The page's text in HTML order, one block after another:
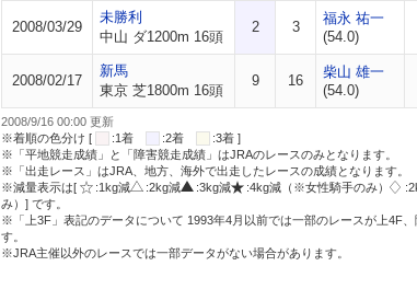
2008/03/29
未勝利
中山 ダ1200m 16頭
2 3
福永 祐一
(54.0)
2008/02/17
新馬
東京 芝1800m 16頭
9 16
柴山 雄一
(54.0)
2008/9/16 00:00 更新
※着順の色分け [
:1着 :2着
:3着 ]
※「平地競走成績」と「障害競走成績」はJRAのレースのみとなります。
※「出走レース」はJRA、地方、海外で出走したレースの成績となります。
※減量表示は[
:1kg減 :2kg減 :3kg減 :4kg減（※女性騎手のみ）
み）] です。
※「上3F」表記のデータについて 1993年4月以前では一部のレースが上4F
す。
※JRA主催以外のレースでは一部データがない場合があります。